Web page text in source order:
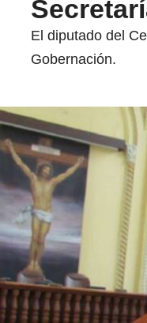
El diputado del
Gobernación.